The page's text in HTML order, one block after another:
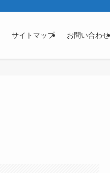
サイトマップ お問い合わせ